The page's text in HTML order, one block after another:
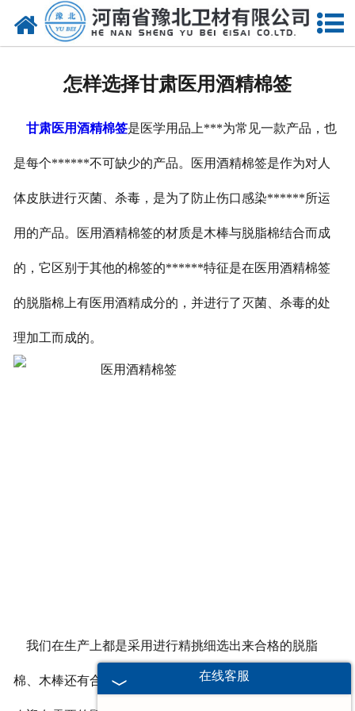
网站首页
人才招聘
联系我们
怎样选择甘肃医用酒精棉签
甘肃医用酒精棉签是医学用品上***为常见一款产品，也
是每个******不可缺少的产品。医用酒精棉签是作为对人
体皮肤进行灭菌、杀毒，是为了防止伤口感染******所运
用的产品。医用酒精棉签的材质是木棒与脱脂棉结合而成
的，它区别于其他的棉签的******特征是在医用酒精棉签
的脱脂棉上有医用酒精成分的，并进行了灭菌、杀毒的处
理加工而成的。
我们在生产上都是采用进行精挑细选出来合格的脱脂
棉、木棒还有合格的医用酒精。用户完全可以安心使用，
在线客服